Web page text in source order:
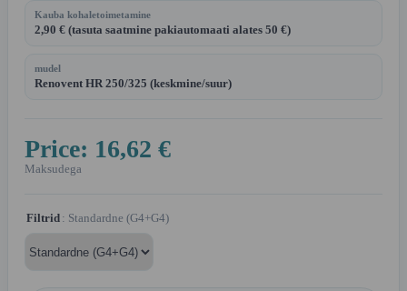
Kauba kohaletoimetamine
2,90 € (tasuta saatmine pakiautomaati alates 50 €)
mudel
Renovent HR 250/325 (keskmine/suur)
Price: 16,62 €
Maksudega
Filtrid : Standardne (G4+G4)